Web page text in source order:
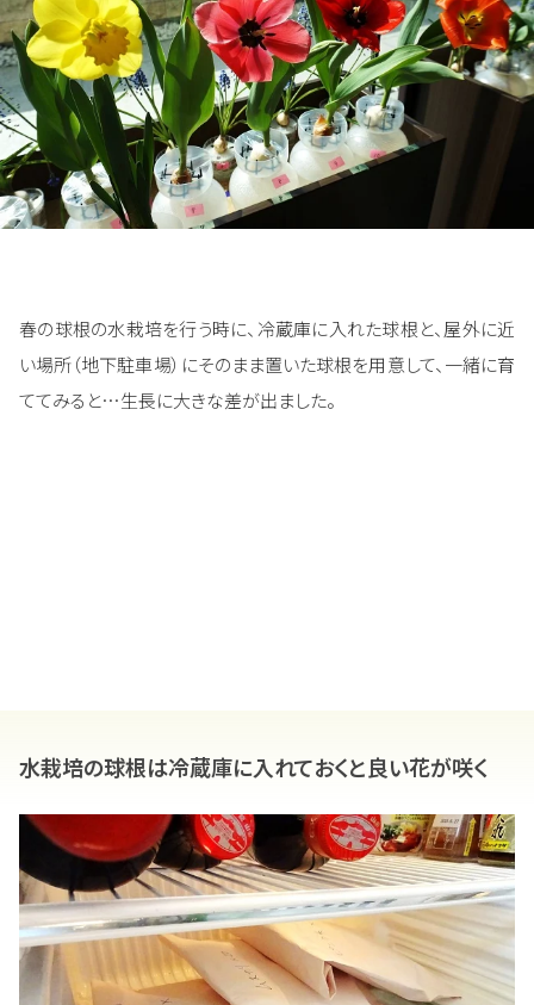
春の球根の水栽培を行う時に、冷蔵庫に入れた球根と、屋外に近
い場所（地下駐車場）にそのまま置いた球根を用意して、一緒に育
ててみると…生長に大きな差が出ました。
水栽培の球根は冷蔵庫に入れておくと良い花が咲く